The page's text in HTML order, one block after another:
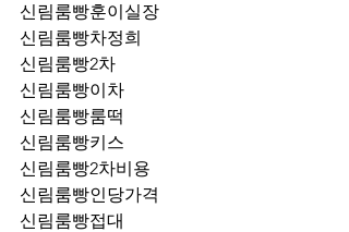
신림룸빵훈이실장
신림룸빵차정희
신림룸빵2차
신림룸빵이차
신림룸빵룸떡
신림룸빵키스
신림룸빵2차비용
신림룸빵인당가격
신림룸빵접대